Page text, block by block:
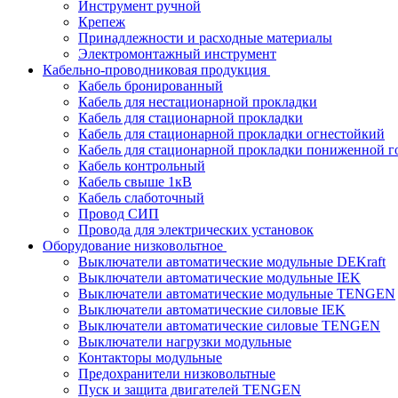
Инструмент ручной
Крепеж
Принадлежности и расходные материалы
Электромонтажный инструмент
Кабельно-проводниковая продукция
Кабель бронированный
Кабель для нестационарной прокладки
Кабель для стационарной прокладки
Кабель для стационарной прокладки огнестойкий
Кабель для стационарной прокладки пониженной
Кабель контрольный
Кабель свыше 1кВ
Кабель слаботочный
Провод СИП
Провода для электрических установок
Оборудование низковольтное
Выключатели автоматические модульные DEKraft
Выключатели автоматические модульные IEK
Выключатели автоматические модульные TENGEN
Выключатели автоматические силовые IEK
Выключатели автоматические силовые TENGEN
Выключатели нагрузки модульные
Контакторы модульные
Предохранители низковольтные
Пуск и защита двигателей TENGEN